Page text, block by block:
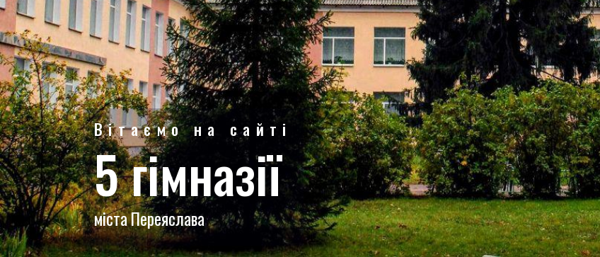
Вітаємо на сайті
5 гімназії
міста Переяслава